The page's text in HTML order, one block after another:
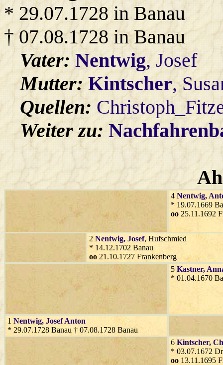
* 29.07.1728 in Banau
† 07.08.1728 in Banau
Vater:Nentwig, Josef
Mutter:Kintscher,
Quellen:
Weiter zu:
4 Nentwig,
* 19.07.1669
oo 25.11.1692
2 Nentwig, Josef, Hufschmied
* 14.12.1702 Banau
oo 21.10.1727 Frankenberg
5 Kastner,
* 01.04.1670
1 Nentwig, Josef Anton
* 29.07.1728 Banau † 07.08.1728 Banau
6 Kintscher,
* 03.07.1672
oo 13.11.1695